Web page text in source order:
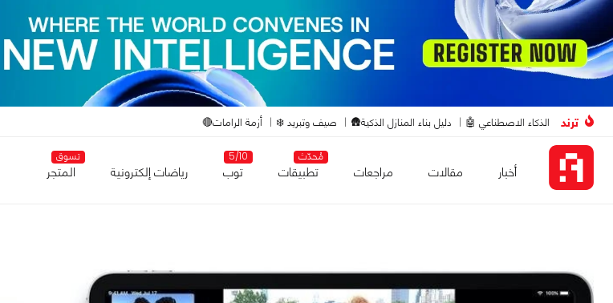
ترند الذكاء الاصطناعي 🤖 دليل بناء المنازل الذكية🛖 صيف وتبريد ❄️ أزمة الرامات🔴
أخبار مقالات مراجعات
مُحدّث
تطبيقات
5/10
توب رياضات إلكترونية
تسوق
المتجر